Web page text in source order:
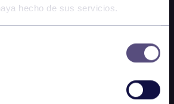
hecho de sus servicios.